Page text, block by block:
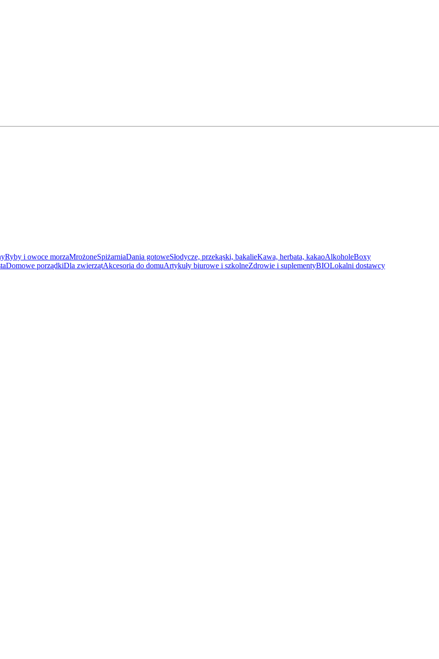
Ryby i owoce morzaMrożoneSpiżarniaDania gotoweSłodycze, przekąski, bakalieKawa, herbata, kakaoAlkoholeBoxy
Domowe porządkiDla zwierzątAkcesoria do domuArtykuły biurowe i szkolneZdrowie i suplementyBIOLokalni dostawcy